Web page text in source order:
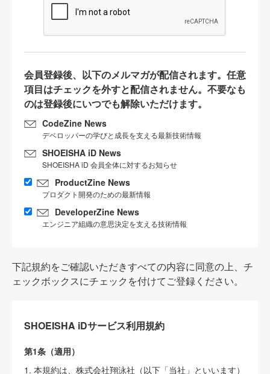
会員登録後、以下のメルマガが配信されます。任意
項目はチェックを外すと配信されません。不要なも
のは登録後にいつでも解除いただけます。
CodeZine News
デベロッパーの学びと成長を支える最新技術情報
SHOEISHA iD News
SHOEISHA iD 会員全体に対するお知らせ
ProductZine News
プロダクト開発のための最新情報
DeveloperZine News
エンジニア組織の意思決定を支える技術情報
下記規約をご確認いただきすべての内容に同意の上、チ
ェックボックスにチェックを付けてご登録ください。
SHOEISHA iDサービス利用規約
第1条（適用）
1. 本規約は、株式会社翔泳社（以下「当社」といいます）